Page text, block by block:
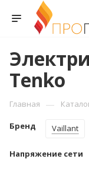
Tenko
Главная —
Бренд Vaillant
Напряжение сети